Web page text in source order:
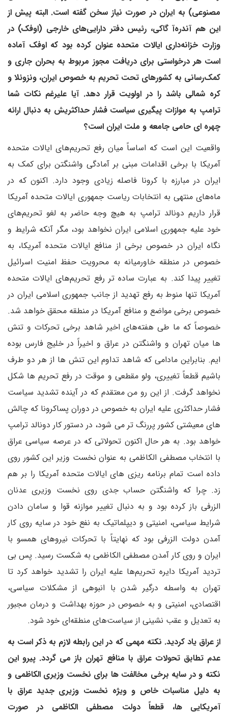
مصنوعی) به ایران در صورت نیاز سخن گفته است. البته پیش از
این هم آندره‌آ گاکی، رئیس دفتر دارایی‌های خارجی (اوفک) در
وزارت خزانه‌داری ایالات متحده عنوان کرده بود که اوفک آماده
است هر درخواستی برای دریافت مجوز مربوط به بحران جاری و
کمک‌رسانی به کشورهای تحت تحریم به خصوص ایران، ونزوئلا و
کره شمالی باشد را در اولویت قرار دهد. آیا علیرغم نکات شما
ترامپ به موازات پیگیری سیاست فشار حداکثریش به دنبال ارائه
چهره ای حامی جامعه و ملت ایران است؟
واقعیت این است که اساساً میان رفع تحریم‌های ایالات متحده
آمریکا با برخی اقدامات مبنی بر آمادگی واشنگتن برای کمک به
ایران در مبارزه با کرونا فاصله زیادی وجود دارد. اکنون که در
ماه‌های منتهی به انتخابات ریاست جمهوری ایالات متحده آمریکا
قرار داریم دونالد ترامپ به هیچ وجه حاضر به لغو تحریم‌های
خود علیه جمهوری اسلامی ایران نخواهد بود، مگر آنکه شرایط و
نگاه ایران در خصوص برخی از منافع ایالات متحده آمریکا، به
خصوص در منطقه خاورمیانه به محرویت حفظ امنیت اسرائیل
تغییر پیدا کند. به عبارت ساده تر رفع تحریم‌های ایالات متحده
آمریکا تنها منوط به رفع تهدید از جانب جمهوری اسلامی ایران در
خصوص برخی مواضع و منافع آمریکا در منطقه محقق خواهد شد.
خصوصاً که ما طی هفته‌های اخیر شاهد برخی تحرکات و تنش
ها میان تهران و واشنگتن در عراق و اخیراً در خلیج فارس بوده
ایم. بنابراین مادامی که شاهد تداوم این تنش ها از هر دو طرف
باشیم قطعاً تغییری، ولو مقطعی و موقت در رفع تحریم ها شکل
نخواهد گرفت. از این رو من معتقدم که در آینده تشدید سیاست
فشار حداکثری علیه ایران به خصوص در دوران پساکرونا که چالش
های معیشتی کشور پررنگ تر می شود، در دستور کار دونالد ترامپ
خواهد بود. به هر حال اکنون تحولاتی که در عرصه سیاسی عراق
با انتخاب مصطفی الکاظمی به عنوان نخست وزیر این کشور روی
داده است تمام برنامه ریزی های ایالات متحده آمریکا را بر هم
زد. چرا که واشنگتن حساب جدی روی نخست وزیری عدنان
الزرفی باز کرده بود و به دنبال تغییر موازنه قوا و سامان دادن
شرایط سیاسی، امنیتی و دیپلماتیک به نفع خود در سایه روی کار
آمدن دولت الزرفی بود که نهایتاً با تحرکات نیروهای همسو با
ایران و روی کار آمدن مصطفی الکاظمی به شکست رسید. پس بی
تردید آمریکا دایره تحریم‌ها علیه ایران را تشدید خواهد کرد تا
تهران به واسطه درگیر شدن با انبوهی از مشکلات سیاسی،
اقتصادی، امنیتی و به خصوص در حوزه بهداشت و درمان مجبور
به تعدیل و عقب نشینی از سیاست‌های منطقه‌ای خود شود.
از عراق یاد کردید. نکته مهمی که در این رابطه لازم به ذکر است به
عدم تطابق تحولات عراق با منافع تهران باز می گردد. پیرو این
نکته و در سایه برخی مخالفت ها برای نخست وزیری الکاظمی و
به دلیل مناسبات خاص و ویژه‌ نخست وزیری جدید عراق با
آمریکایی ها، قطعاً دولت مصطفی الکاظمی در صورت